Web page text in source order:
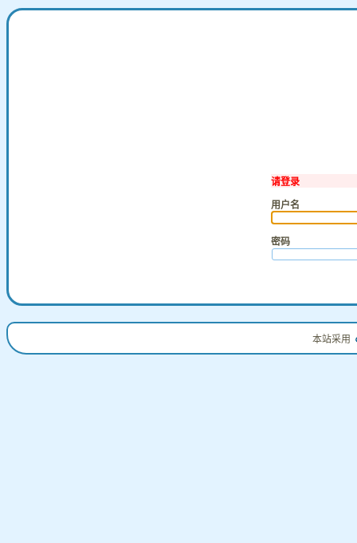
请登录
用户名
密码
本站采用